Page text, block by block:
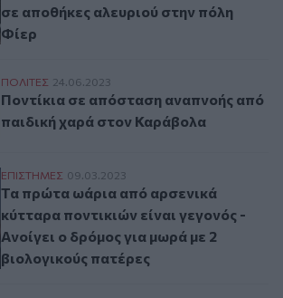
σε αποθήκες αλευριού στην πόλη
Φίερ
Ποντίκια σε απόσταση αναπνοής από
ΠΟΛΙΤΕΣ 24.06.2023
Ποντίκια σε απόσταση αναπνοής από
παιδική χαρά στον Καράβολα
Τα πρώτα ωάρια από αρσενικά κύτταρα
ΕΠΙΣΤΗΜΕΣ 09.03.2023
Τα πρώτα ωάρια από αρσενικά
κύτταρα ποντικιών είναι γεγονός -
Ανοίγει ο δρόμος για μωρά με 2
βιολογικούς πατέρες